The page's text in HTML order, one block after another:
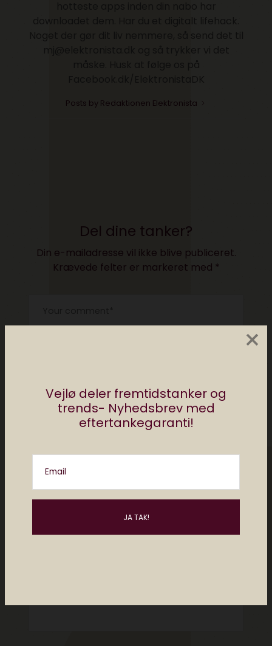
Vejlø deler fremtidstanker og
trends- Nyhedsbrev med
eftertankegaranti!
Email
×
Posts by Redaktionen Elektronista
Del dine tanker?
Din e-mailadresse vil ikke blive publiceret.
Krævede felter er markeret med *